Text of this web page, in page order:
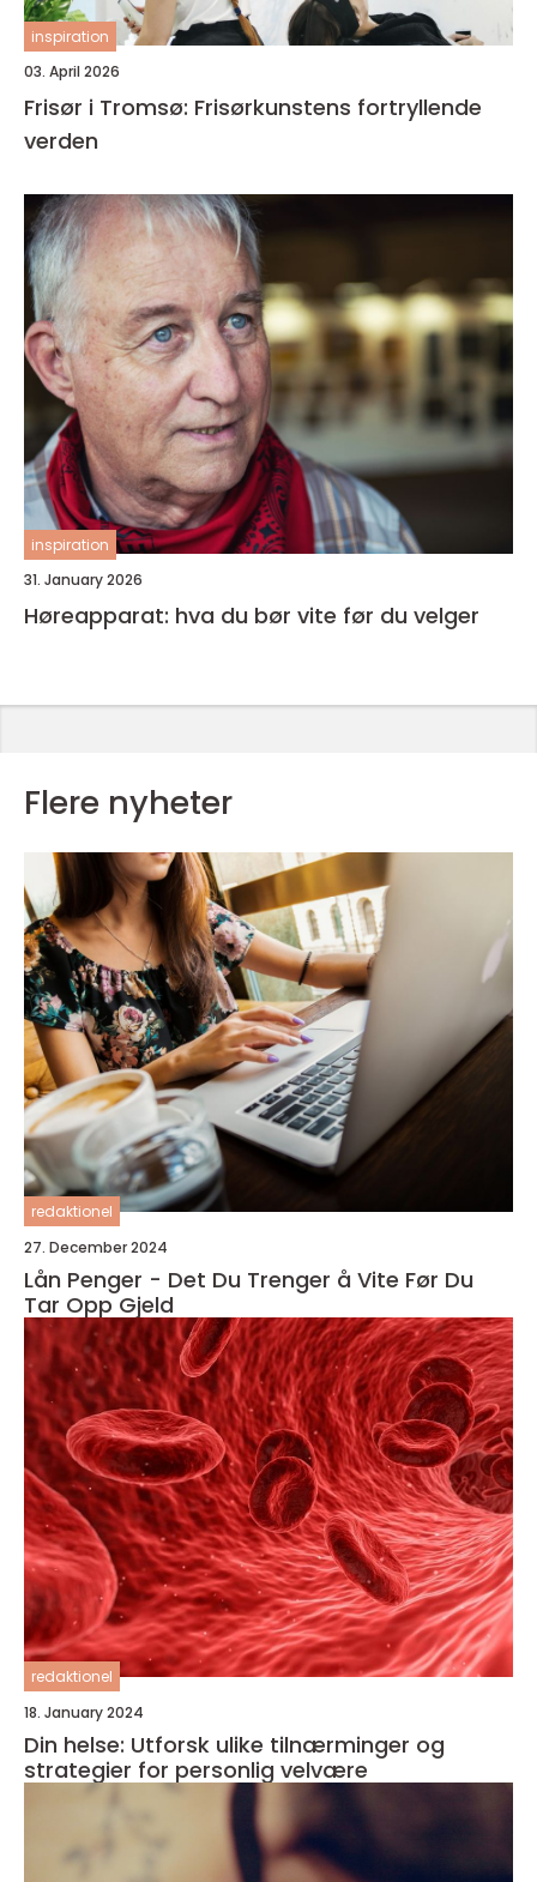
inspiration
03. April 2026
Frisør i Tromsø: Frisørkunstens fortryllende
verden
inspiration
31. January 2026
Høreapparat: hva du bør vite før du velger
Flere nyheter
redaktionel
27. December 2024
Lån Penger - Det Du Trenger å Vite Før Du
Tar Opp Gjeld
redaktionel
18. January 2024
Din helse: Utforsk ulike tilnærminger og
strategier for personlig velvære